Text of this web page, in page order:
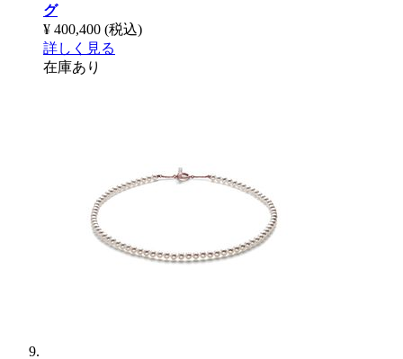
グ
¥ 400,400 (税込)
詳しく見る
在庫あり